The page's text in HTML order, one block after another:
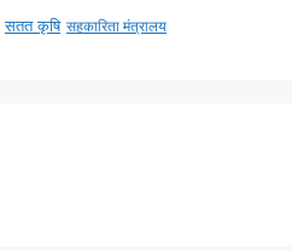
सतत कृषि सहकारिता मंत्रालय